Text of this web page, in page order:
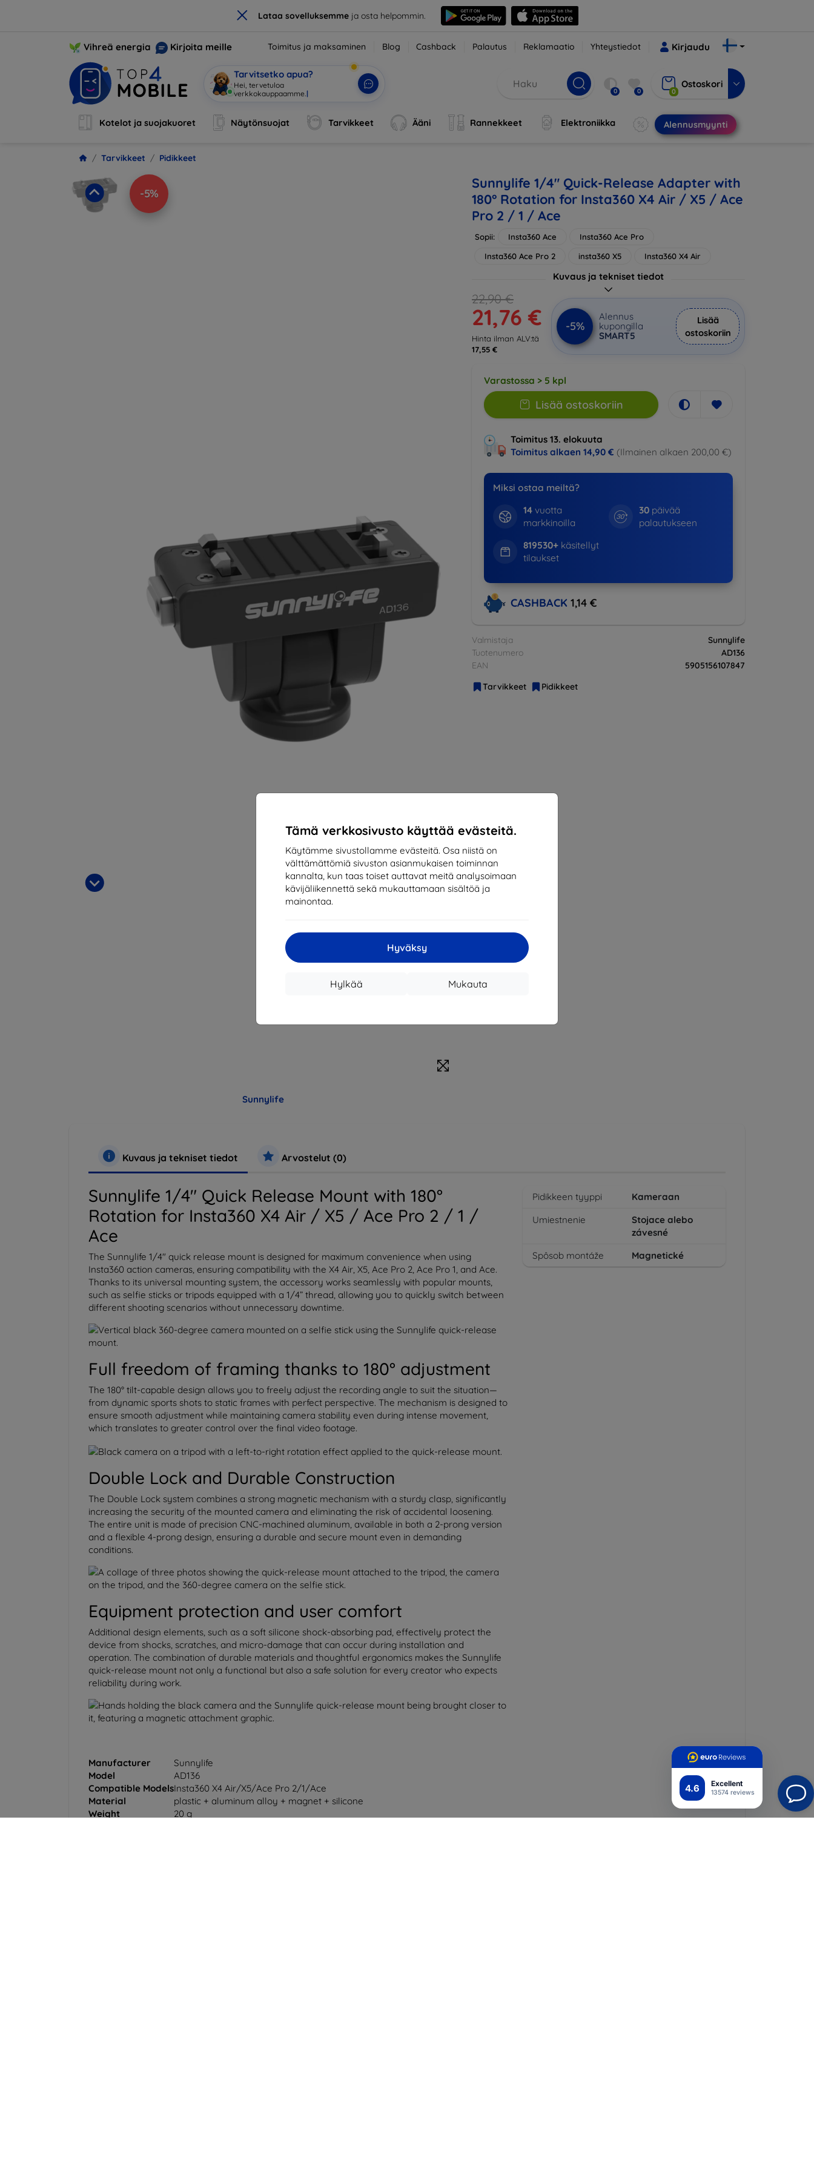
× Lataa sovelluksemmeja osta helpommin.
4.6 Excellent
13574 reviews
Tämä verkkosivusto käyttää evästeitä.
Käytämme sivustollamme evästeitä. Osa niistä on
välttämättömiä sivuston asianmukaisen toiminnan
kannalta, kun taas toiset auttavat meitä analysoimaan
kävijäliikennettä sekä mukauttamaan sisältöä ja
mainontaa.
Hyväksy
Mukauta
Hylkää
Vihreä energia Kirjoita meille Toimitus ja maksaminen Blog Cashback Palautus Reklamaatio Yhteystiedot Kirjaudu
Tarvitsetko apua?
Hei, tervetu| 0 0 0
Ostoskori
Kotelot ja suojakuoret Näytönsuojat Tarvikkeet Ääni Rannekkeet Elektroniikka Alennusmyynti
Tarvikkeet Pidikkeet
-5%
Sunnylife
Sunnylife 1/4" Quick-Release Adapter with
180° Rotation for Insta360 X4 Air / X5 / Ace
Pro 2 / 1 / Ace
Sopii: Insta360 Ace
Insta360 Ace Pro
Insta360 Ace Pro 2
insta360 X5 Insta360 X4 Air
Kuvaus ja tekniset tiedot
22,90 €
21,76 €
Hinta ilman ALV:tä
17,55 €
-5%
Alennus
kupongilla
SMART5
Lisää
ostoskoriin
Varastossa > 5 kpl
Lisää ostoskoriin
Toimitus 13. elokuuta
Toimitus alkaen 14,90 € (Ilmainen alkaen 200,00 €)
Miksi ostaa meiltä?
14vuotta
markkinoilla
30päivää
palautukseen
819530+käsitellyt
tilaukset
CASHBACK 1,14 €
Valmistaja
Sunnylife
Tuotenumero
AD136
EAN
5905156107847
Tarvikkeet
Pidikkeet
Kuvaus ja tekniset tiedot Arvostelut (0)
Sunnylife 1/4" Quick Release Mount with 180°
Rotation for Insta360 X4 Air / X5 / Ace Pro 2 / 1 /
Ace
The Sunnylife 1/4" quick release mount is designed for maximum convenience when using
Insta360 action cameras, ensuring compatibility with the X4 Air, X5, Ace Pro 2, Ace Pro 1, and Ace.
Thanks to its universal mounting system, the accessory works seamlessly with popular mounts,
such as selfie sticks or tripods equipped with a 1/4” thread, allowing you to quickly switch between
different shooting scenarios without unnecessary downtime.
Full freedom of framing thanks to 180° adjustment
The 180° tilt-capable design allows you to freely adjust the recording angle to suit the situation—
from dynamic sports shots to static frames with perfect perspective. The mechanism is designed to
ensure smooth adjustment while maintaining camera stability even during intense movement,
which translates to greater control over the final video footage.
Double Lock and Durable Construction
The Double Lock system combines a strong magnetic mechanism with a sturdy clasp, significantly
increasing the security of the mounted camera and eliminating the risk of accidental loosening.
The entire unit is made of precision CNC-machined aluminum, available in both a 2-prong version
and a flexible 4-prong design, ensuring a durable and secure mount even in demanding
conditions.
Equipment protection and user comfort
Additional design elements, such as a soft silicone shock-absorbing pad, effectively protect the
device from shocks, scratches, and micro-damage that can occur during installation and
operation. The combination of durable materials and thoughtful ergonomics makes the Sunnylife
quick-release mount not only a functional but also a safe solution for every creator who expects
reliability during work.
Manufacturer
Sunnylife
Model
AD136
Compatible ModelsInsta360 X4 Air/X5/Ace Pro 2/1/Ace
Material
plastic + aluminum alloy + magnet + silicone
Weight
20 g
Pidikkeen tyyppi
Kameraan
Umiestnenie
Stojace alebo
závesné
Spôsob montáže
Magnetické